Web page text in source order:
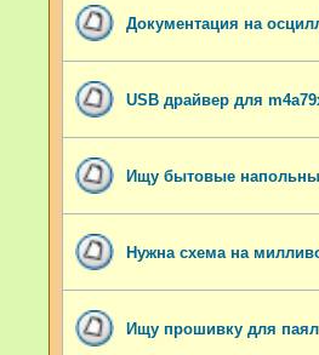
Документация на
USB драйвер для
Ищу бытовые
Нужна схема на
Ищу прошивку для